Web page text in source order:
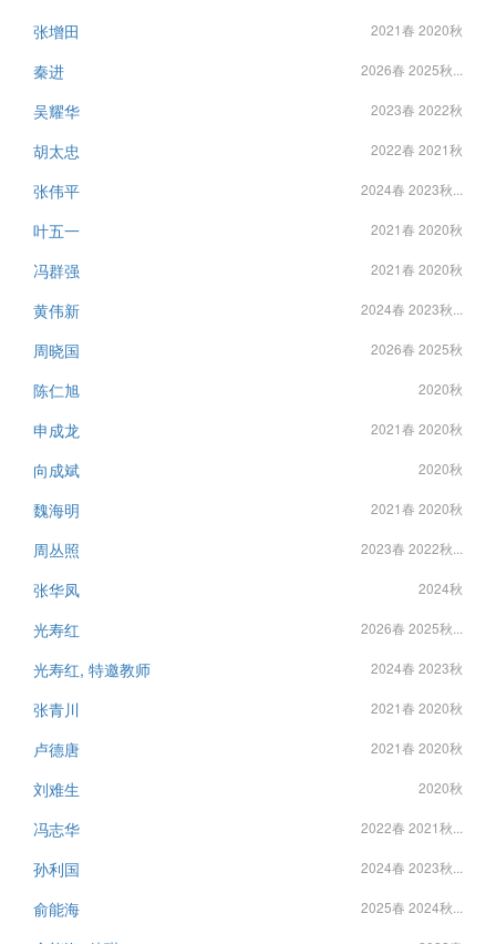
张增田
2021春 2020秋
秦进 2026春 2025秋...
吴耀华 2023春 2022秋
胡太忠 2022春 2021秋
张伟平 2024春 2023秋...
叶五一 2021春 2020秋
冯群强 2021春 2020秋
黄伟新 2024春 2023秋...
周晓国 2026春 2025秋
陈仁旭 2020秋
申成龙 2021春 2020秋
向成斌 2020秋
魏海明 2021春 2020秋
周丛照 2023春 2022秋...
张华凤 2024秋
光寿红 2026春 2025秋...
光寿红, 特邀教师 2024春 2023秋
张青川 2021春 2020秋
卢德唐 2021春 2020秋
刘难生 2020秋
冯志华 2022春 2021秋...
孙利国 2024春 2023秋...
俞能海 2025春 2024秋...